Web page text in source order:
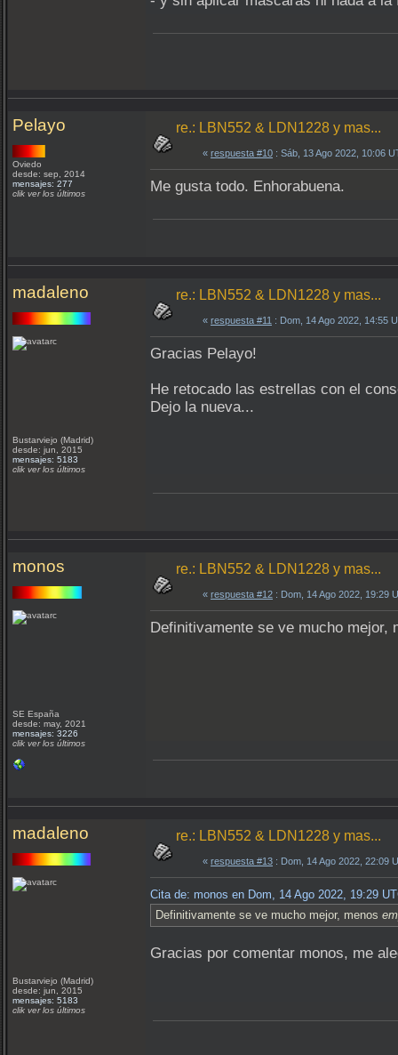
Pelayo
Oviedo
desde: sep, 2014
mensajes: 277
clik ver los últimos
re.: LBN552 & LDN1228 y mas...
« respuesta #10 : Sáb, 13 Ago 2022, 10:06
Me gusta todo. Enhorabuena.
madaleno
Bustarviejo (Madrid)
desde: jun, 2015
mensajes: 5183
clik ver los últimos
re.: LBN552 & LDN1228 y mas...
« respuesta #11 : Dom, 14 Ago 2022, 14:55
Gracias Pelayo!
He retocado las estrellas con el
Dejo la nueva...
monos
SE España
desde: may, 2021
mensajes: 3226
clik ver los últimos
re.: LBN552 & LDN1228 y mas...
« respuesta #12 : Dom, 14 Ago 2022, 19:29
Definitivamente se ve mucho mejor,
madaleno
Bustarviejo (Madrid)
desde: jun, 2015
mensajes: 5183
clik ver los últimos
re.: LBN552 & LDN1228 y mas...
« respuesta #13 : Dom, 14 Ago 2022, 22:09
Cita de: monos en Dom, 14 Ago 2022, 19:29
Definitivamente se ve mucho mejor, menos
Gracias por comentar monos, me